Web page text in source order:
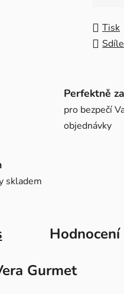
Tisk
Perfektně
pro bezpečí
objednávky
skladem
Hodnocení
Gurmet